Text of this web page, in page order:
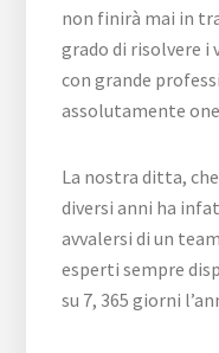
non finirà mai in
grado di risolvere
con grande
assolutamente
La nostra ditta,
diversi anni ha
avvalersi di un
esperti sempre
su 7, 365 giorni